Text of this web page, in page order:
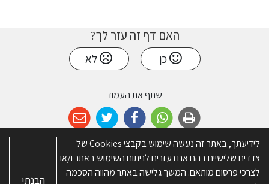
האם דף זה עזר לך?
כן לא
שתף את העמוד
© כל הזכויות שמורות ל-מועצה אזורית דרום השרון. האתר פותח על ידי
לידיעתך, באתר זה נעשה שימוש בקבצי Cookies של
צדדים שלישיים בהם אנו נעזרים לניתוח השימוש באתר ו/או
לצרכי פרסום מותאם. המשך גלישה באתר מהווה הסכמה
הבנתי